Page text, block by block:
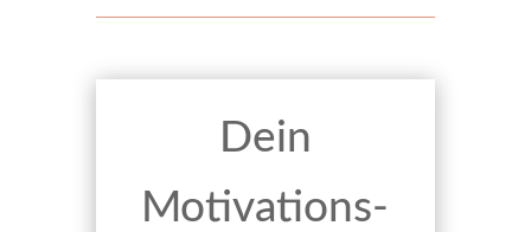
Dein
Motivations-